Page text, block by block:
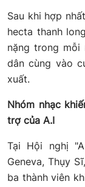
Sau khi hợp
hecta thanh
nặng trong mỗi
dân cùng vào
xuất.
Nhóm nhạc
trợ của A.I
Tại Hội nghị
Geneva, Thụy
ba thành viên